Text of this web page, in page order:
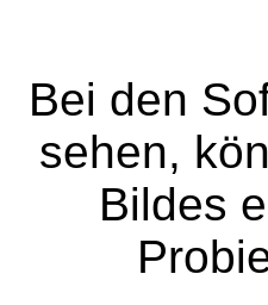
Bei den
sehen,
Bildes